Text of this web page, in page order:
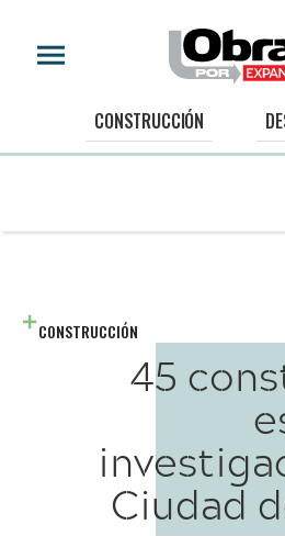
CONSTRUCCIÓN
CONSTRUCCIÓN
45
Ciudad